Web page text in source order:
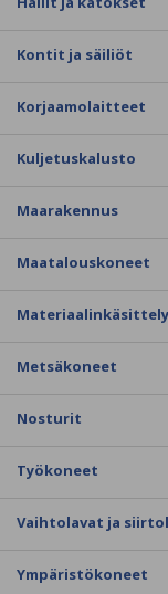
Kontit ja säiliöt
Korjaamolaitteet
Kuljetuskalusto
Maarakennus
Maatalouskoneet
Materiaalinkäsittely
Metsäkoneet
Nosturit
Työkoneet
Vaihtolavat ja
Ympäristökoneet